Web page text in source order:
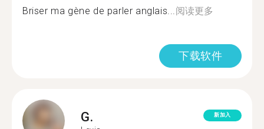
Briser ma gène de parler anglais...阅读更多
下载软件
G. 新加入